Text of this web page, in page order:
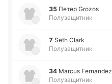
35 Петер Grozos
Полузащитник
7 Seth Clark
Полузащитник
34 Marcus Fernandez
Полузащитник